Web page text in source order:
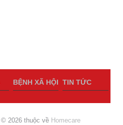
BỆNH XÃ HỘI TIN TỨC
© 2026 thuộc về Homecare